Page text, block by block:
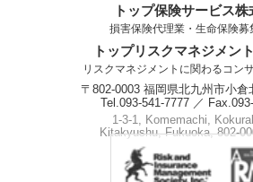
トップ保険サービス株
損害保険代理業・生命保険募
トップリスクマネジメン
リスクマネジメントに関わるコン
〒802-0003 福岡県北九州市小倉
Tel.093-541-7777 ／
1-3-1, Komemachi,
Kitakyushu, Fukuoka, 802-
Phone.+81-93-541-